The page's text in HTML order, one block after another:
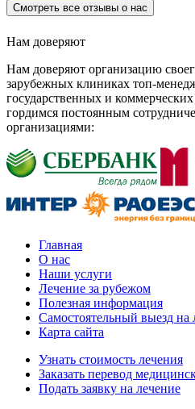
Смотреть все отзывы о нас
Нам доверяют
Нам доверяют организацию
зарубежных клиниках топ-
государственных и
гордимся постоянным
организациями:
Главная
О нас
Наши услуги
Лечение за рубежом
Полезная информация
Самостоятельный выезд на
Карта сайта
Узнать стоимость лечения
Заказать перевод
Подать заявку на лечение